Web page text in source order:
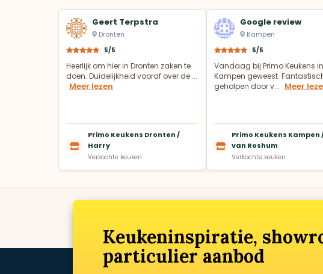
Geert Terpstra
Dronten
5/5
Heerlijk om hier in Dronten zaken te
doen. Duidelijkheid vooraf over de ...
Meer lezen
Primo Keukens Dronten /
Harry
Verkochte keuken
Google review
Kampen
5/5
Vandaag bij Primo Keukens in
Kampen geweest.
geholpen door v... Meer
Primo Keukens Kampen
van Roshum
Verkochte keuken
Keukeninspiratie,
particulier aanbod